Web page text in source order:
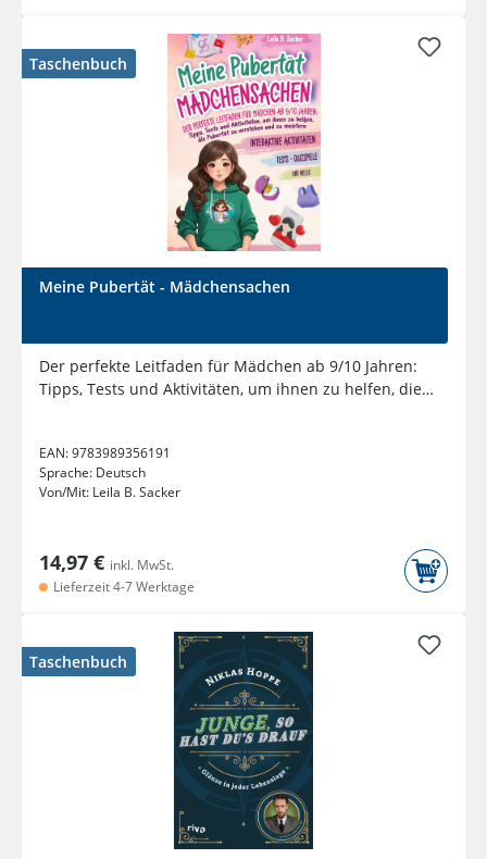
Taschenbuch
Meine Pubertät - Mädchensachen
Der perfekte Leitfaden für Mädchen ab 9/10 Jahren:
Tipps, Tests und Aktivitäten, um ihnen zu helfen, die
EAN:9783989356191
Sprache: Deutsch
Von/Mit: Leila B. Sacker
14,97 € inkl. MwSt.
Lieferzeit 4-7 Werktage
Taschenbuch